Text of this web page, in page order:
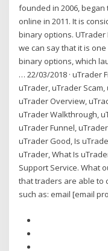
founded in 2006,
online in 2011. It is
binary options.
we can say that it is
binary options, which
… 22/03/2018 · uTrader
uTrader, uTrader
uTrader Overview,
uTrader Walkthrough,
uTrader Funnel,
uTrader Good, Is
uTrader, What Is
Support Service. What
that traders are able to
such as: email [email